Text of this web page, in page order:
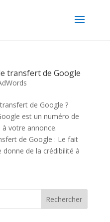
transfert de Google
de Google ?
est un numéro de
votre annonce.
de Google : Le fait
donne de la crédibilité à